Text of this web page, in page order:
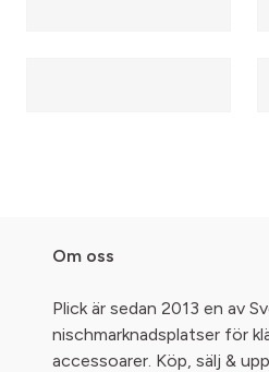
Om oss
Plick är sedan 2013 en av
nischmarknadsplatser för
accessoarer. Köp, sälj &